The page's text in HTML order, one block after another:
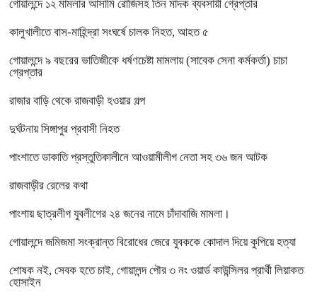
গোয়ালন্দে ১২ মামলার আসামি রোজিসহ তিন মাদক ব্যবসায়ী গ্রেপ্তার
কালুখালীতে বাস-মাহিন্দ্রা সংঘর্ষে চালক নিহত, আহত ৫
গোয়ালন্দে ৯ বছরের ভাতিজীকে ধর্ষণচেষ্টা মামলায় (সাবেক সেনা কর্মকর্তা) চাচা
গ্রেপ্তার
রাজার বাড়ি থেকে রাজবাড়ী হওয়ার গল্প
দুর্ঘটনায় সিঙ্গাপুর প্রবাসী নিহত
পাংশাতে ডাকাতি প্রস্তুতিকালীনে আওয়ামীলীগ নেতা সহ ৩৬ জন আটক
রাজবাড়ীর রেলের কথা
পাংশায় ছাত্রলীগ যুবলীগের ২৪ জনের নামে চাঁদাবাজি মামলা।
গোয়ালন্দে জমিজমা সংক্রান্ত বিরোধের জেরে যুবককে কোদাল দিয়ে কুপিয়ে হত্যা
শোষক নই, সেবক হতে চাই, গোয়ালন্দ পৌর ৩ নং ওয়ার্ড কাউন্সিলর প্রার্থী লিয়াকত
হোসাইন